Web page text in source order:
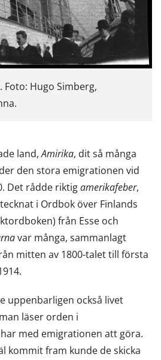
Foto: Hugo Simberg,
land,Amirika, dit så många
den stora emigrationen vid
Det rådde riktigamerikafeber,
i Ordbok över Finlands
från Esse och
var många, sammanlagt
mitten av 1800-talet till första
uppenbarligen också livet
läser orden i
med emigrationen att göra.
kommit fram kunde de skicka